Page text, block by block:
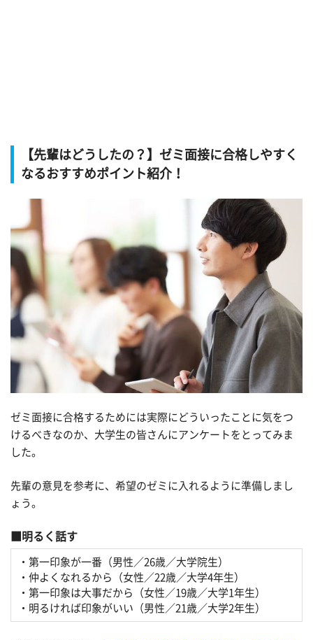
【先輩はどうしたの？】ゼミ面接に合格しやすく
なるおすすめポイント紹介！
ゼミ面接に合格するためには実際にどういったことに気をつ
けるべきなのか、大学生の皆さんにアンケートをとってみま
した。
先輩の意見を参考に、希望のゼミに入れるように準備しまし
ょう。
明るく話す
・第一印象が一番（男性／26歳／大学院生）
・仲よくなれるから（女性／22歳／大学4年生）
・第一印象は大事だから（女性／19歳／大学1年生）
・明るければ印象がいい（男性／21歳／大学2年生）